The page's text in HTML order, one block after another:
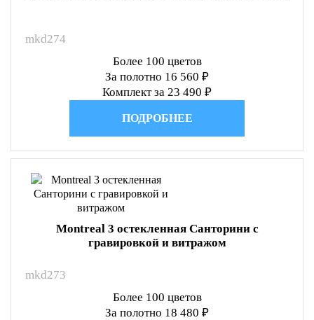
mkd274
Более 100 цветов
За полотно 16 560 ₽
Комплект за 23 490 ₽
ПОДРОБНЕЕ
Montreal 3 остекленная Санторини с
гравировкой и витражом
mkd273
Более 100 цветов
За полотно 18 480 ₽